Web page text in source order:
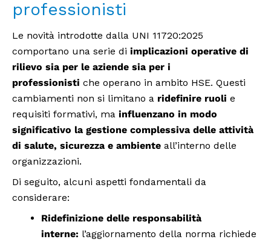
professionisti
Le novità introdotte dalla UNI 11720:2025
comportano una serie di implicazioni operative di
rilievo sia per le aziende sia per i
professionisti che operano in ambito HSE. Questi
cambiamenti non si limitano a ridefinire ruoli e
requisiti formativi, ma influenzano in modo
significativo la gestione complessiva delle attività
di salute, sicurezza e ambiente all’interno delle
organizzazioni.
Di seguito, alcuni aspetti fondamentali da
considerare:
Ridefinizione delle responsabilità
interne: l’aggiornamento della norma richiede